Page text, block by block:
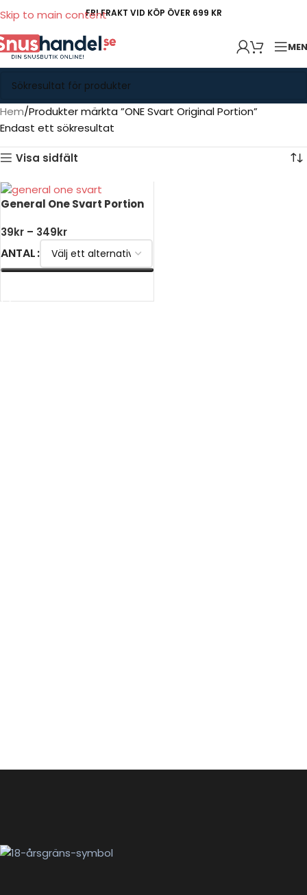
Skip to main contentFRI FRAKT VID KÖP ÖVER 699 KR
Hem Produkter märkta ”ONE Svart Original Portion”
Endast ett sökresultat
Visa sidfält
General One Svart Portion
39kr – 349kr
ANTAL